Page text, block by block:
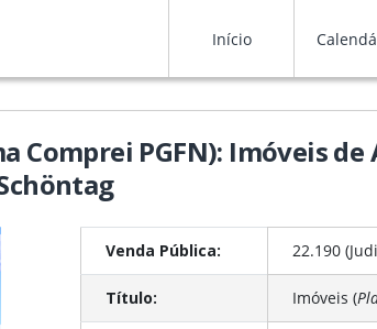
Início
Comprei PGFN): Imóveis
Venda Pública: 22.190
Título: Imóveis (